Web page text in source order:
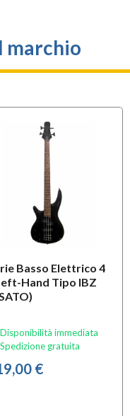
marchio
Basso Elettrico 4
Hand Tipo IBZ
Disponibilità immediata
Spedizione gratuita
€